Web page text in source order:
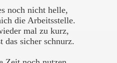
noch nicht helle,
die Arbeitsstelle.
mal zu kurz,
das sicher schnurz.